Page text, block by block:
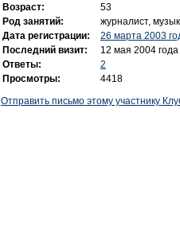
Возраст:
53
Род занятий:
журналист,
Дата регистрации:
26 марта 2003
Последний визит:
12 мая 2004 года
Ответы:
2
Просмотры:
4418
Отправить письмо этому участнику